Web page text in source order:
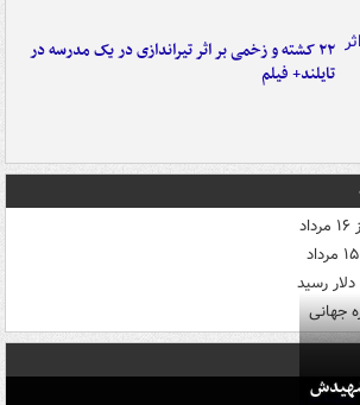
۲۲ کشته و زخمی بر اثر تیراندازی در یک مدرسه در
تایلند+ فیلم
جهانی